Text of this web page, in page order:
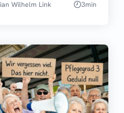
Wilhelm Link 3min